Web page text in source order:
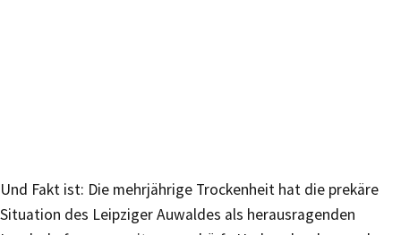
Und Fakt ist: Die mehrjährige Trockenheit hat die prekäre
Situation des Leipziger Auwaldes als herausragenden